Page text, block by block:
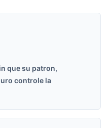
que su patron,
controle la